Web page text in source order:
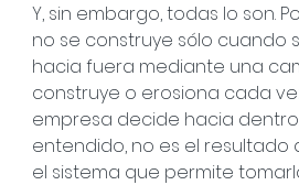
Y, sin embargo, todas lo son.
no se construye sólo cuando
hacia fuera mediante una
construye o erosiona cada
empresa decide hacia
entendido, no es el resultado
el sistema que permite